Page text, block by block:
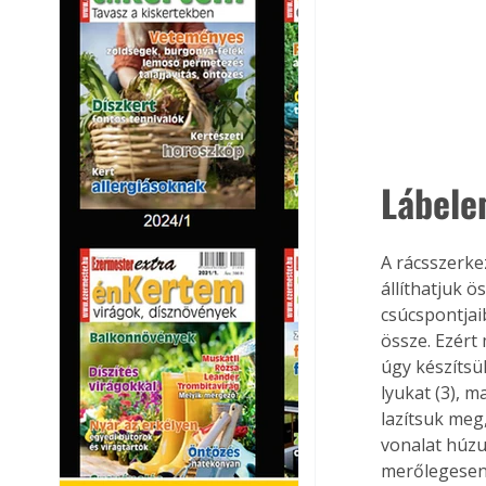
A
állíthatjuk
össze.
úgy
lyukat (3),
lazítsuk
vonalat